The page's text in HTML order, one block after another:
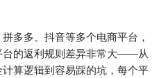
多多、抖音等多个电商平台，
台的返利规则差异非常大——从
算逻辑到容易踩的坑，每个平